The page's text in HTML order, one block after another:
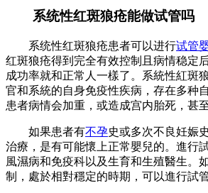
系统性红斑狼疮能做试管吗
系统性红斑狼疮患者可以进行试管
红斑狼疮得到完全有效控制且病情稳定
成功率就和正常人一樣了。系統性紅斑
官和系統的自身免疫性疾病，存在多种
患者病情会加重，或造成宫内胎死，甚
如果患者有不孕史或多次不良妊娠
治療，是有可能懷上正常嬰兒的。進行
風濕病和免疫科以及生育和生殖醫生。
制，處於相對穩定的時期，可以進行試